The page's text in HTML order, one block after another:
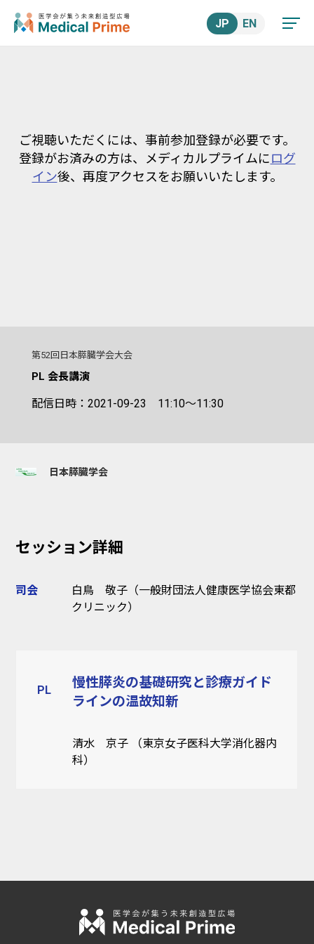
JP EN
ご視聴いただくには、事前参加登録が必要です。
登録がお済みの方は、メディカルプライムにログ
イン後、再度アクセスをお願いいたします。
第52回日本膵臓学会大会
PL 会長講演
配信日時：2021-09-23 11:10～11:30
日本膵臓学会
セッション詳細
司会
白鳥 敬子（一般財団法人健康医学協会東都
クリニック）
PL
慢性膵炎の基礎研究と診療ガイド
ラインの温故知新
清水 京子 （東京女子医科大学消化器内
科）